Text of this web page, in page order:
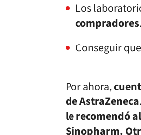
Los
compradores.
Conseguir que
Por ahora,
de AstraZeneca
le recomendó
Sinopharm.